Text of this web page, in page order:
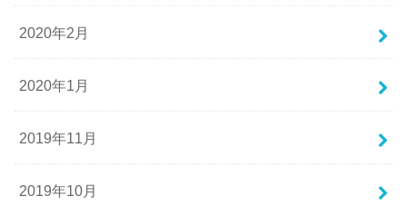
2020年2月
2020年1月
2019年11月
2019年10月